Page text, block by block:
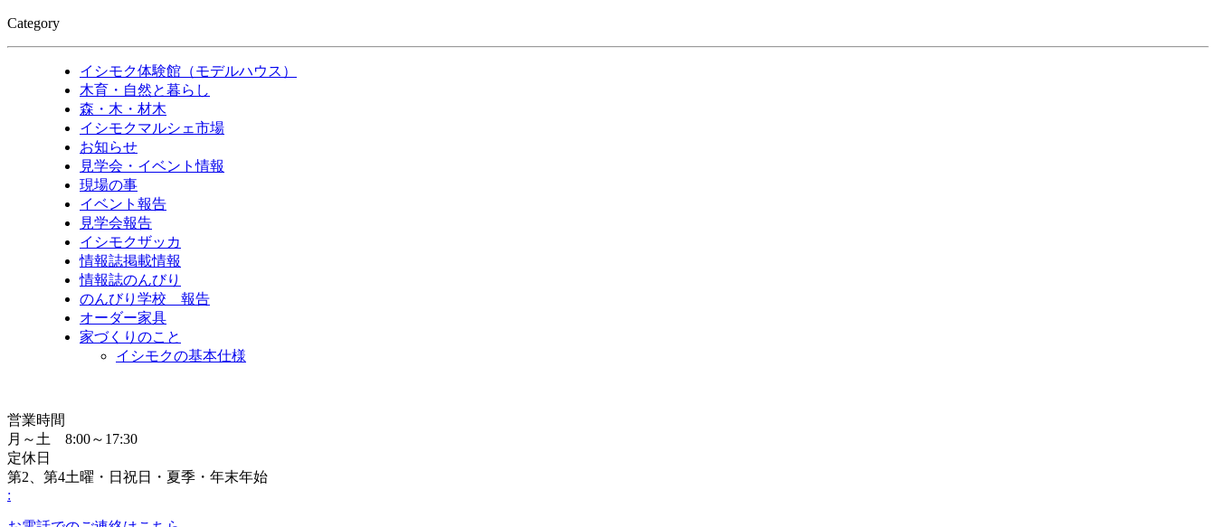
Category
イシモク体験館（モデルハウス）
木育・自然と暮らし
森・木・材木
イシモクマルシェ市場
お知らせ
見学会・イベント情報
現場の事
イベント報告
見学会報告
イシモクザッカ
情報誌掲載情報
情報誌のんびり
のんびり学校 報告
オーダー家具
家づくりのこと
イシモクの基本仕様
営業時間
月～土 8:00～17:30
定休日
第2、第4土曜・日祝日・夏季・年末年始
: